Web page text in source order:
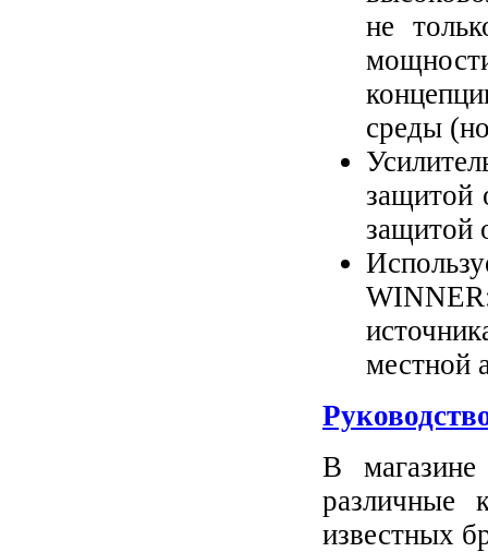
не
среды
защитой
защитой
местной
В
различные
известных